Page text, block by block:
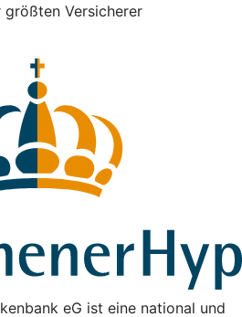
größten Versicherer
eG ist eine national und